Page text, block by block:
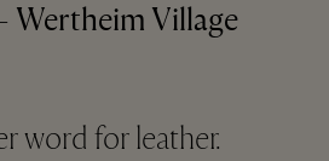
Wertheim Village
word for leather.